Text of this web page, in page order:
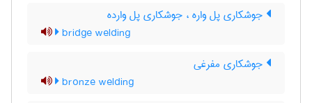
جوشکاری پل واره ، جوشکاری پل وارده
bridge welding
جوشکاری مفرغی
bronze welding